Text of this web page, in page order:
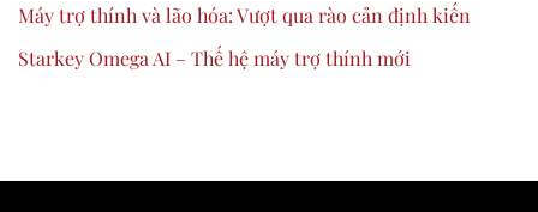
Máy trợ thính và lão hóa: Vượt qua rào cản định kiến
Starkey Omega AI – Thế hệ máy trợ thính mới